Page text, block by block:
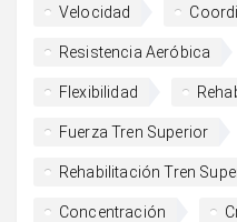
Velocidad
Resistencia Aeróbica
Flexibilidad
Fuerza Tren Superior
Rehabilitación Tren
Concentración